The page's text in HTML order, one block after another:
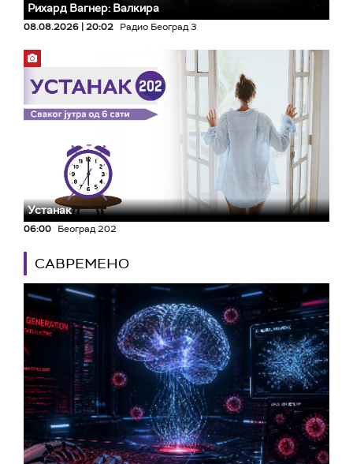
Рихард Вагнер: Валкира
08.08.2026 | 20:02 Радио Београд 3
Устанак
06:00 Београд 202
САВРЕМЕНО